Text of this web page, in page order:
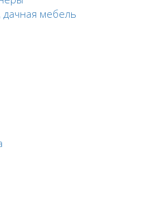
дачная мебель